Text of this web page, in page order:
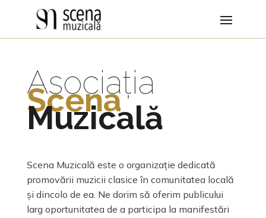
Asociația
Scena
Muzicală
Scena Muzicală este o organizație dedicată
promovării muzicii clasice în comunitatea locală
și dincolo de ea. Ne dorim să oferim publicului
larg oportunitatea de a participa la manifestări